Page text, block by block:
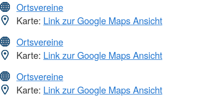
Ortsvereine
Karte: Link zur Google Maps Ansicht
Ortsvereine
Karte: Link zur Google Maps Ansicht
Ortsvereine
Karte: Link zur Google Maps Ansicht